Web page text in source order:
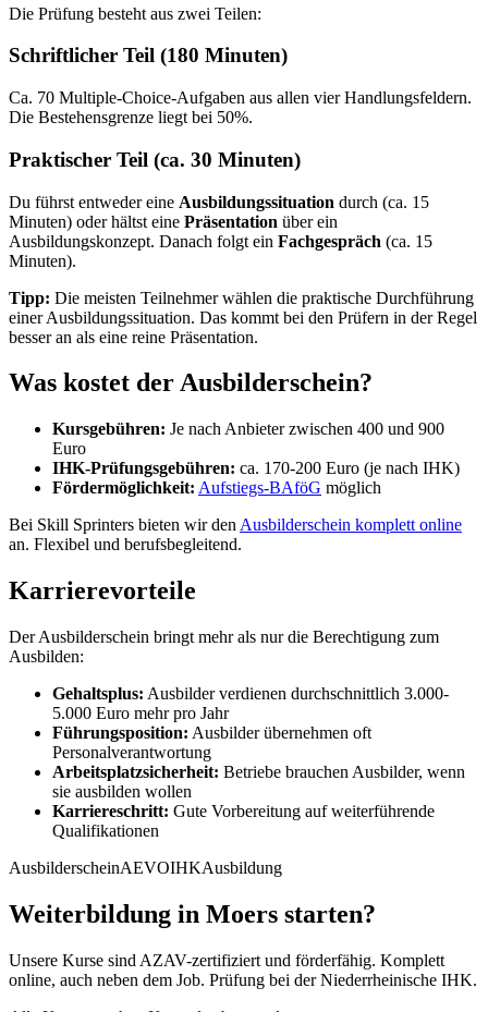
Die Prüfung besteht aus zwei Teilen:
Schriftlicher Teil (180 Minuten)
Ca. 70 Multiple-Choice-Aufgaben aus allen vier Handlungsfeldern.
Die Bestehensgrenze liegt bei 50%.
Praktischer Teil (ca. 30 Minuten)
Du führst entweder eine Ausbildungssituation durch (ca. 15
Minuten) oder hältst eine Präsentation über ein
Ausbildungskonzept. Danach folgt ein Fachgespräch (ca. 15
Minuten).
Tipp: Die meisten Teilnehmer wählen die praktische Durchführung
einer Ausbildungssituation. Das kommt bei den Prüfern in der Regel
besser an als eine reine Präsentation.
Was kostet der Ausbilderschein?
Kursgebühren: Je nach Anbieter zwischen 400 und 900
Euro
IHK-Prüfungsgebühren: ca. 170-200 Euro (je nach IHK)
Fördermöglichkeit: Aufstiegs-BAföG möglich
Bei Skill Sprinters bieten wir den Ausbilderschein komplett online
an. Flexibel und berufsbegleitend.
Karrierevorteile
Der Ausbilderschein bringt mehr als nur die Berechtigung zum
Ausbilden:
Gehaltsplus: Ausbilder verdienen durchschnittlich 3.000-
5.000 Euro mehr pro Jahr
Führungsposition: Ausbilder übernehmen oft
Personalverantwortung
Arbeitsplatzsicherheit: Betriebe brauchen Ausbilder, wenn
sie ausbilden wollen
Karriereschritt: Gute Vorbereitung auf weiterführende
Qualifikationen
AusbilderscheinAEVOIHKAusbildung
Weiterbildung in Moers starten?
Unsere Kurse sind AZAV-zertifiziert und förderfähig. Komplett
online, auch neben dem Job. Prüfung bei der Niederrheinische IHK.